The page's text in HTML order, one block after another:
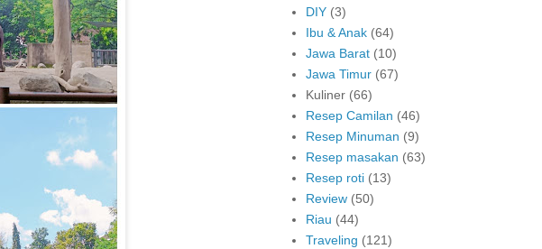
DIY (3)
Ibu & Anak (64)
Jawa Barat (10)
Jawa Timur (67)
Kuliner (66)
Resep Camilan (46)
Resep Minuman (9)
Resep masakan (63)
Resep roti (13)
Review (50)
Riau (44)
Traveling (121)